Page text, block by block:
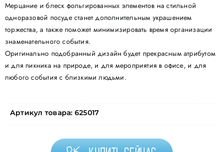
Мерцание и блеск фольгированных элементов на стильной
одноразовой посуде станет дополнительным украшением
торжества, а также поможет минимизировать время организации
знаменательного события.
Оригинально подобранный дизайн будет прекрасным атрибутом
и для пикника на природе, и для мероприятия в офисе, и для
любого события с близкими людьми.
Артикул товара: 625017